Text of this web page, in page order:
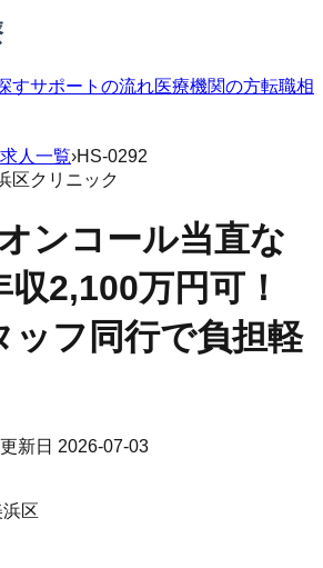
すサポートの流れ医療機関の方転職相
求人一覧›HS-0292
区クリニック
ンコール当直な
収2,100万円可！
ッフ同行で負担軽
新日 2026-07-03
区